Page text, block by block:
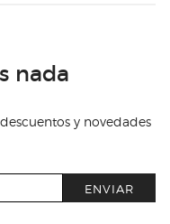
nada
y novedades
ENVIAR